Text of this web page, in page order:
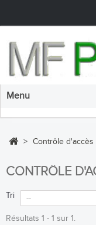
Menu
> Contrôle d'accès
CONTRÔLE
Tri
Résultats 1 - 1 sur 1.